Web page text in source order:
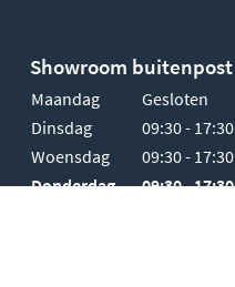
Showroom buitenpost
Maandag
Gesloten
Dinsdag
09:30 - 17:30
Woensdag
09:30 - 17:30
Donderdag
09:30 - 17:30